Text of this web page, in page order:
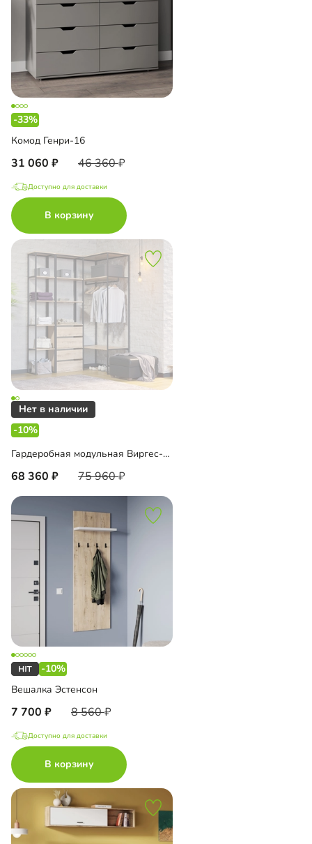
-33%
Комод Генри-16
31 060 46 360
Доступно для доставки
В корзину
-10%
Гардеробная модульная Виргес-1 Блэк
68 360 75 960
-10%
Вешалка Эстенсон
7 700 8 560
Доступно для доставки
В корзину